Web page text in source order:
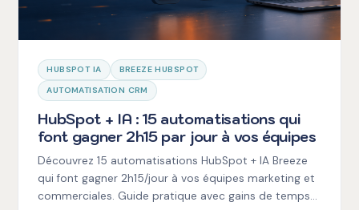
HUBSPOT IA
BREEZE HUBSPOT
AUTOMATISATION CRM
HubSpot + IA : 15 automatisations qui
font gagner 2h15 par jour à vos équipes
Découvrez 15 automatisations HubSpot + IA Breeze
qui font gagner 2h15/jour à vos équipes marketing et
commerciales. Guide pratique avec gains de temps